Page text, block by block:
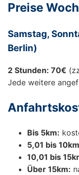
Preise
Samstag,
Berlin)
2 Stunden: 70€
Jede weitere
Bis 5km:
5,01 bis
10,01 bis
Über 15km: